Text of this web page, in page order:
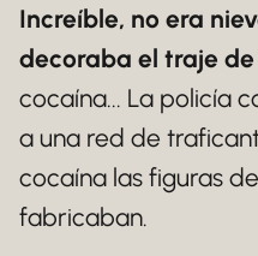
Increíble, no era
decoraba el traje de
cocaína... La policía
a una red de
cocaína las figuras
fabricaban.